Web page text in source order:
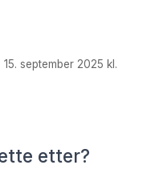
september 2025 kl.
etter?